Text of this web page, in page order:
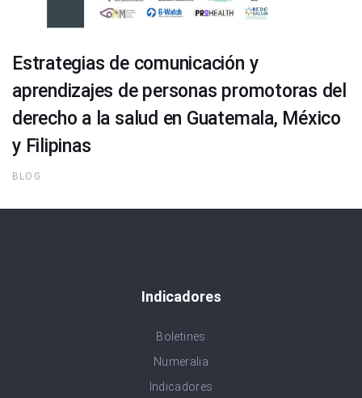
Estrategias de comunicación y
aprendizajes de personas promotoras del
derecho a la salud en Guatemala, México
y Filipinas
BLOG
Indicadores
Boletines
Numeralia
Indicadores